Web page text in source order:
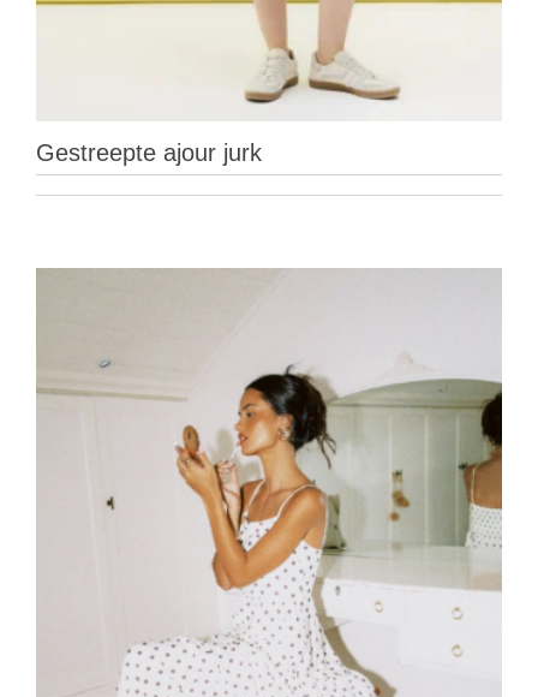
Gestreepte ajour jurk